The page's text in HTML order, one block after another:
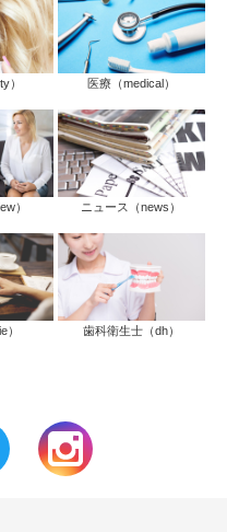
） 医療（medical）
） ニュース（news）
歯科衛生士（dh）